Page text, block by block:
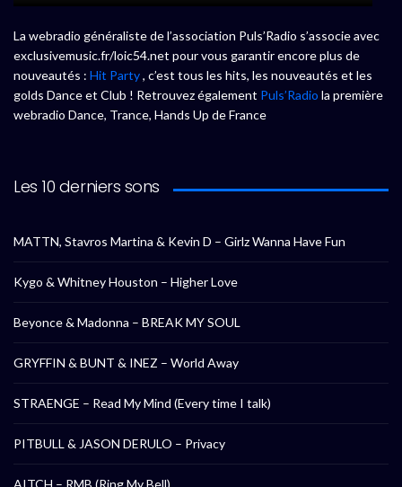
La webradio généraliste de l’association Puls’Radio s’associe avec
exclusivemusic.fr/loic54.net pour vous garantir encore plus de
nouveautés : Hit Party, c’est tous les hits, les nouveautés et les
golds Dance et Club ! Retrouvez également Puls’Radio la première
webradio Dance, Trance, Hands Up de France
Les 10 derniers sons
MATTN, Stavros Martina & Kevin D – Girlz Wanna Have Fun
Kygo & Whitney Houston – Higher Love
Beyonce & Madonna – BREAK MY SOUL
GRYFFIN & BUNT & INEZ – World Away
STRAENGE – Read My Mind (Every time I talk)
PITBULL & JASON DERULO – Privacy